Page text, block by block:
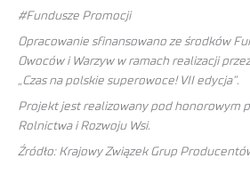
#Fundusze Promocji
Opracowanie sfinansowano ze środków
Owoców i Warzyw w ramach realizacji
„Czas na polskie superowoce! VII edycja”.
Projekt jest realizowany pod honorowym
Rolnictwa i Rozwoju Wsi.
Źródło: Krajowy Związek Grup